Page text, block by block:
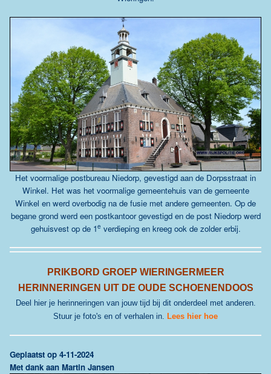
Het voormalige postbureau Niedorp, gevestigd aan de Dorpsstraat in
Winkel. Het was het voormalige gemeentehuis van de gemeente
Winkel en werd overbodig na de fusie met andere gemeenten. Op de
begane grond werd een postkantoor gevestigd en de post Niedorp werd
gehuisvest op de 1e verdieping en kreeg ook de zolder erbij.
PRIKBORD GROEP WIERINGERMEER
HERINNERINGEN UIT DE OUDE SCHOENENDOOS
Deel hier je herinneringen van jouw tijd bij dit onderdeel met anderen.
Stuur je foto's en of verhalen in. Lees hier hoe
Geplaatst op 4-11-2024
Met dank aan Martin Jansen